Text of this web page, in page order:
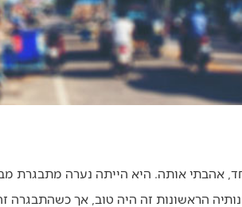
אהבתי אותה. היא הייתה נערה
הראשונות זה היה טוב, אך כשהתבגרה